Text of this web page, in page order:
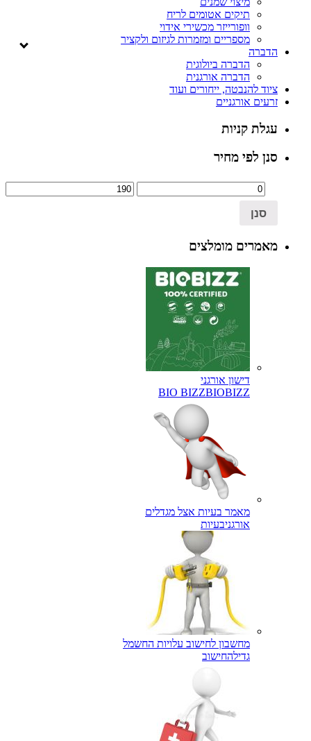
תיקים אטומים לריח
וופורייזר מכשירי אידוי
מספריים ומזמרות לגיזום ולקציר
הדברה
הדברה ביולוגית
הדברה אורגנית
ציוד להנבטה, ייחורים ועוד
זרעים אורגניים
עגלת קניות
סנן לפי מחיר
סנן
מאמרים מומלצים
דישון אורגני
BIO BIZZBIOBIZZ
מאמר בעיות אצל מגדלים
אורגניבעיות
מחשבון לחישוב עלויות החשמל
גדילהחישוב